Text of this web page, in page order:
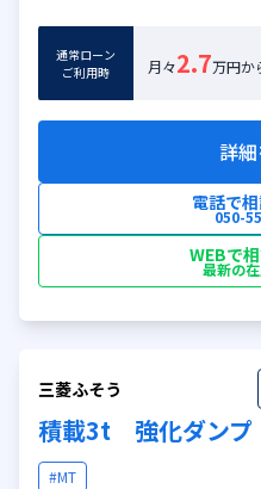
通常ローン
ご利用時
月々2.7万円か
詳
電話で
050-
WEBで
最新の
三菱ふそう
積載3t 強化ダン
#MT